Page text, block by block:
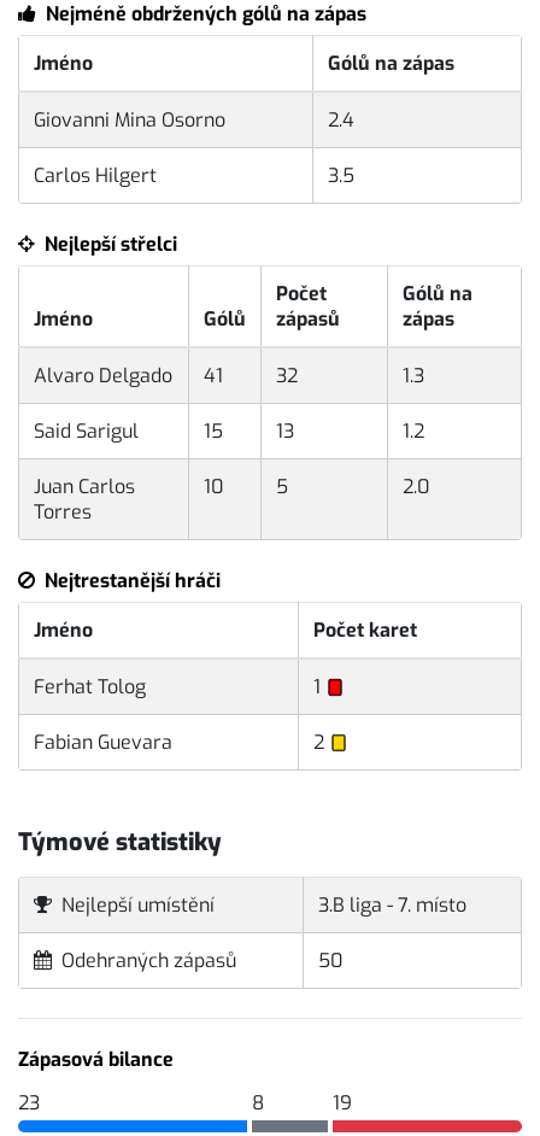
Nejméně obdržených gólů na zápas
Jméno
Gólů na zápas
Giovanni Mina Osorno 2.4
Carlos Hilgert 3.5
Nejlepší střelci
Jméno Gólů
Počet
zápasů
Gólů na
zápas
Alvaro Delgado 41 32 1.3
Said Sarigul 15 13 1.2
Juan Carlos
Torres
10 5 2.0
Nejtrestanější hráči
Jméno
Počet karet
Ferhat Tolog 1
Fabian Guevara 2
Týmové statistiky
Nejlepší umístění 3.B liga - 7. místo
Odehraných zápasů 50
Zápasová bilance
23
8
19